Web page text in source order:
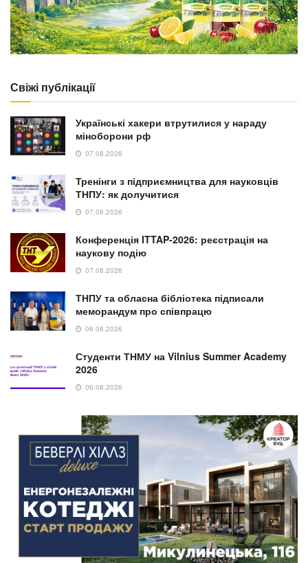
Свіжі публікації
Українські хакери втрутилися у нараду
міноборони рф
07.08.2026
Тренінги з підприємництва для науковців
ТНПУ: як долучитися
07.08.2026
Конференція ITTAP-2026: реєстрація на
наукову подію
07.08.2026
ТНПУ та обласна бібліотека підписали
меморандум про співпрацю
06.08.2026
Студенти ТНМУ на Vilnius Summer Academy
2026
06.08.2026